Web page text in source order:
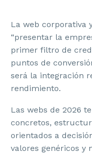
La web corporativa
“presentar la
primer filtro de
puntos de
será la integración
rendimiento.
Las webs de 2026
concretos,
orientados a
valores genéricos y